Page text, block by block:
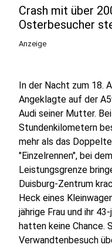
Crash mit über
Osterbesucher
Anzeige
In der Nacht zum 18.
Angeklagte auf der
Audi seiner Mutter.
Stundenkilometern
mehr als das
"Einzelrennen", bei
Leistungsgrenze
Duisburg-Zentrum
Heck eines
jährige Frau und ihr
hatten keine Chance.
Verwandtenbesuch